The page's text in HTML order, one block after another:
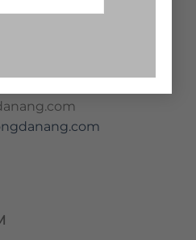
Quảng Ngãi, Việt Nam